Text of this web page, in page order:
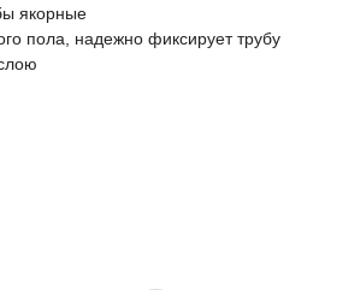
якорные
пола, надежно фиксирует трубу